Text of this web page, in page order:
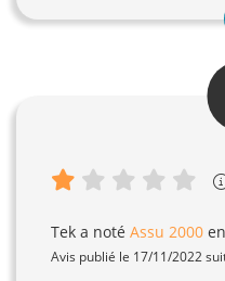
Tek a noté Assu 2000 en
Avis publié le 17/11/2022